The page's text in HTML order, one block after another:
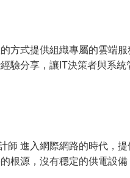
方式提供組織專屬的雲端
驗分享，讓IT決策者與系
進入網際網路的時代，
根源，沒有穩定的供電設